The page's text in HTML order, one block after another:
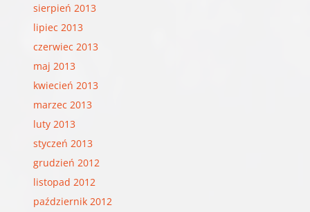
sierpień 2013
lipiec 2013
czerwiec 2013
maj 2013
kwiecień 2013
marzec 2013
luty 2013
styczeń 2013
grudzień 2012
listopad 2012
październik 2012